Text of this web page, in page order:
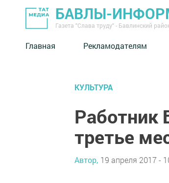
БАВЛЫ-
Газета "Слава труду" - Бавлинский
Главная Рекламодателям
КУЛЬТУРА
Работник
третье
Автор, 19 апреля 2017 -